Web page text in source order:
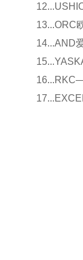
13...ORC
14...AND